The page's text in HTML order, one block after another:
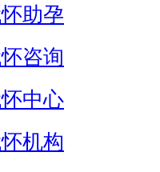
助孕
咨询
中心
机构